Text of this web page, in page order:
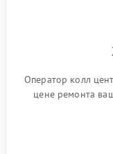
Оператор колл
цене ремонта